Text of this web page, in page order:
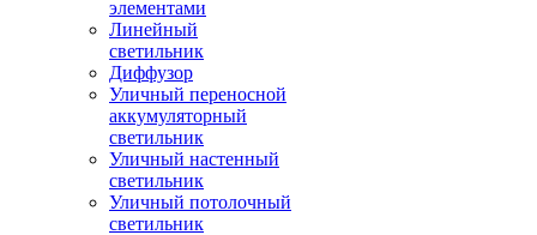
элементами
Линейный
светильник
Диффузор
Уличный переносной
аккумуляторный
светильник
Уличный настенный
светильник
Уличный потолочный
светильник